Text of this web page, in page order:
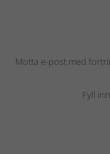
Motta e-post med
Fyll